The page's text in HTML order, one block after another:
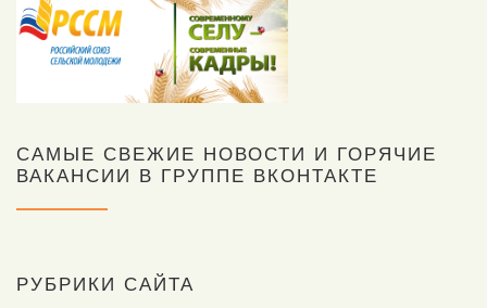
САМЫЕ СВЕЖИЕ НОВОСТИ И ГОРЯЧИЕ
ВАКАНСИИ В ГРУППЕ ВКОНТАКТЕ
РУБРИКИ САЙТА